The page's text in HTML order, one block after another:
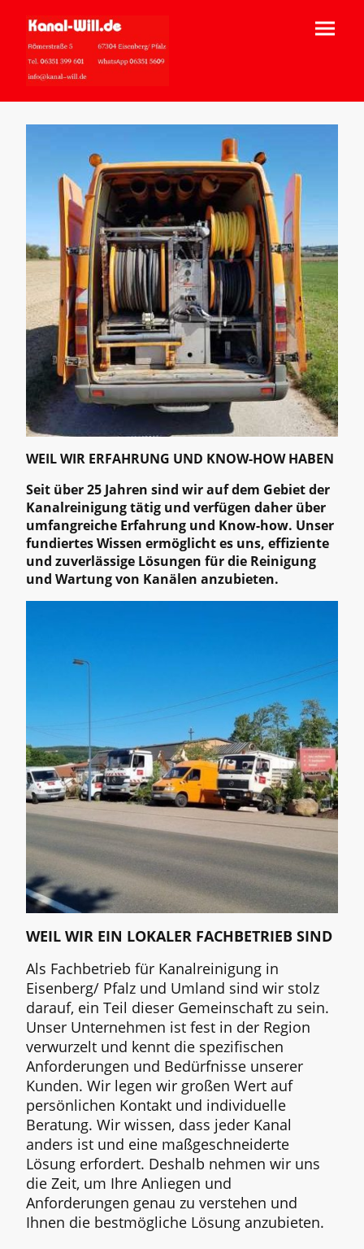
WEIL WIR ERFAHRUNG UND KNOW-HOW HABEN
Seit über 25 Jahren sind wir auf dem Gebiet der
Kanalreinigung tätig und verfügen daher über
umfangreiche Erfahrung und Know-how. Unser
fundiertes Wissen ermöglicht es uns, effiziente
und zuverlässige Lösungen für die Reinigung
und Wartung von Kanälen anzubieten.
WEIL WIR EIN LOKALER FACHBETRIEB SIND
Als Fachbetrieb für Kanalreinigung in
Eisenberg/ Pfalz und Umland sind wir stolz
darauf, ein Teil dieser Gemeinschaft zu sein.
Unser Unternehmen ist fest in der Region
verwurzelt und kennt die spezifischen
Anforderungen und Bedürfnisse unserer
Kunden. Wir legen wir großen Wert auf
persönlichen Kontakt und individuelle
Beratung. Wir wissen, dass jeder Kanal
anders ist und eine maßgeschneiderte
Lösung erfordert. Deshalb nehmen wir uns
die Zeit, um Ihre Anliegen und
Anforderungen genau zu verstehen und
Ihnen die bestmögliche Lösung anzubieten.